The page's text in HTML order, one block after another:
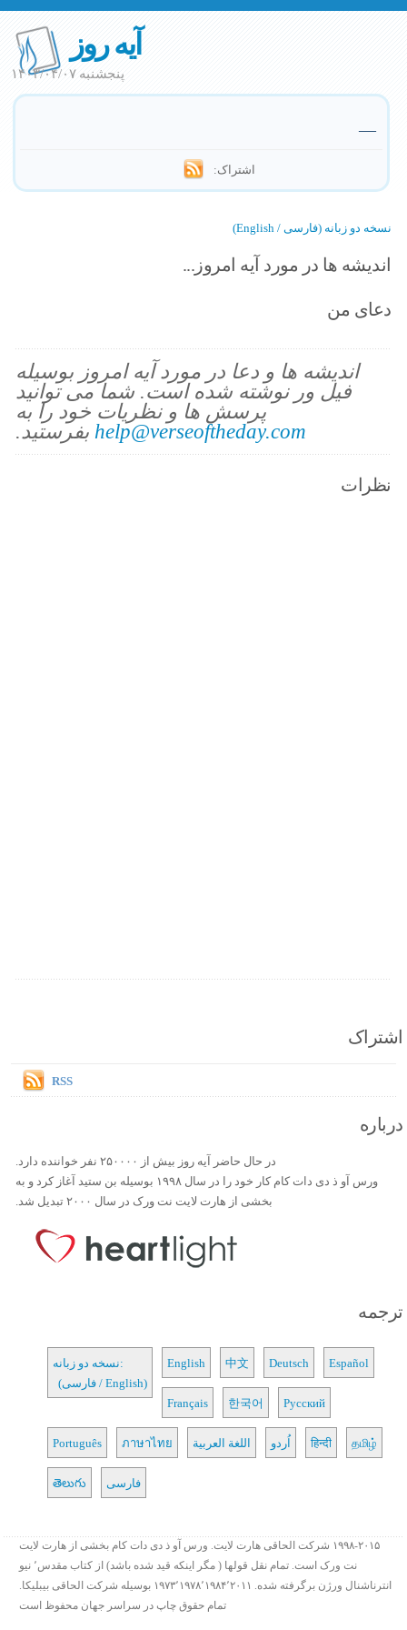
آیه روز
پنجشنبه ۱۴۰۳/۰۴/۰۷
—
اشتراک:
نسخه دو زبانه (فارسی / English)
اندیشه ها در مورد آیه امروز...
دعای من
اندیشه ها و دعا در مورد آیه امروز بوسیله
فیل ور نوشته شده است. شما می توانید
پرسش ها و نظریات خود را به
help@verseoftheday.com بفرستید.
نظرات
اشتراک
RSS
درباره
در حال حاضر آیه روز بیش از ۲۵۰۰۰۰ نفر خواننده دارد.
ورس آو ذ دی دات کام کار خود را در سال ۱۹۹۸ بوسیله بن ستید آغاز کرد و به
بخشی از هارت لایت نت ورک در سال ۲۰۰۰ تبدیل شد.
ترجمه
نسخه دو زبانه:
(فارسی / English)
English 中文 Deutsch Español
Français 한국어 Русский
Português ภาษาไทย اللغة العربية اُردو हिन्दी தமிழ்
తెలుగు فارسی
۱۹۹۸-۲۰۱۵ شرکت الحاقی هارت لایت. ورس آو ذ دی دات کام بخشی از هارت لایت
نت ورک است. تمام نقل قولها ( مگر اینکه قید شده باشد) از کتاب مقدس٬ نیو
انترناشنال ورژن برگرفته شده. ۱۹۷۳٬۱۹۷۸٬۱۹۸۴٬۲۰۱۱ بوسیله شرکت الحاقی بیبلیکا.
تمام حقوق چاپ در سراسر جهان محفوظ است